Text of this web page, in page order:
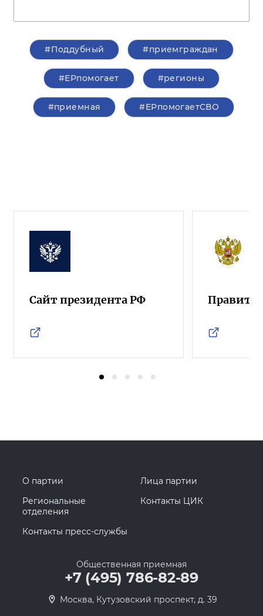
#Поддубный #приемграждан
#ЕРпомогает #регионы
#приемная #ЕРпомогаетСВО
Сайт президента РФ
О партии
Лица партии
Региональные
отделения
Контакты ЦИК
Контакты пресс-службы
Общественная приемная
+7 (495) 786-82-89
Москва, Кутузовский проспект, д. 39